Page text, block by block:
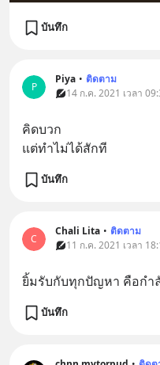
บันทึก
P
Piya • ติดตาม
14 ก.ค. 2021 เวลา
คิดบวก
แต่ทำไม่ได้สักที
บันทึก
C
Chali Lita • ติดตาม
11 ก.ค. 2021 เวลา
ยิ้มรับกับทุกปัญหา คือกำ
บันทึก